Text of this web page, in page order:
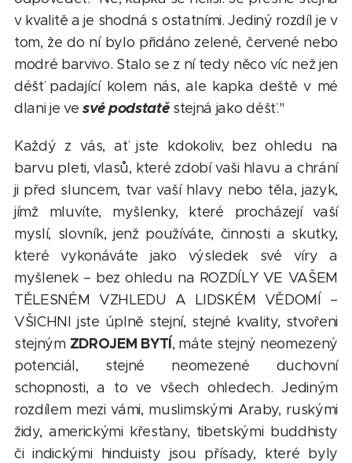
v kvalitě a je shodná s ostatními. Jediný rozdíl je v
tom, že do ní bylo přidáno zelené, červené nebo
modré barvivo. Stalo se z ní tedy něco víc než jen
déšť padající kolem nás, ale kapka deště v mé
dlani je vesvé podstatěstejná jako déšť."
Každý z vás, ať jste kdokoliv, bez ohledu na
barvu pleti, vlasů, které zdobí vaši hlavu a chrání
ji před sluncem, tvar vaší hlavy nebo těla, jazyk,
jímž mluvíte, myšlenky, které procházejí vaší
myslí, slovník, jenž používáte, činnosti a skutky,
které vykonáváte jako výsledek své víry a
myšlenek – bez ohledu na ROZDÍLY VE VAŠEM
TĚLESNÉM VZHLEDU A LIDSKÉM VĚDOMÍ –
VŠICHNI jste úplně stejní, stejné kvality, stvořeni
stejným ZDROJEM BYTÍ, máte stejný neomezený
potenciál, stejné neomezené duchovní
schopnosti, a to ve všech ohledech. Jediným
rozdílem mezi vámi, muslimskými Araby, ruskými
židy, americkými křesťany, tibetskými buddhisty
či indickými hinduisty jsou přísady, které byly